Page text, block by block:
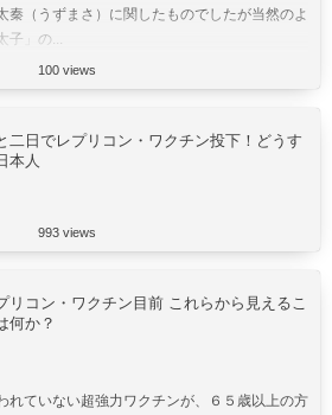
秦（うずまさ）に関したものでしたが当然のよ
子」の...
100 views
二日でレプリコン・ワクチン投下！どうす
本人
993 views
リコン・ワクチン目前 これらから見えるこ
何か？
れていない超強力ワクチンが、６５歳以上の方